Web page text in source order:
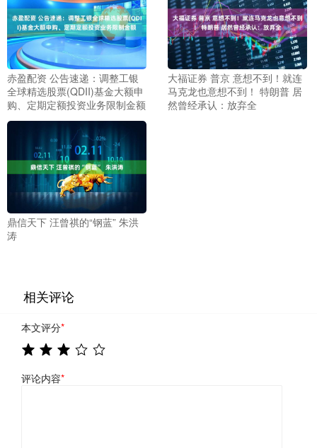
赤盈配资 公告速递：调整工银
全球精选股票(QDII)基金大额申
购、定期定额投资业务限制金额
大福证券 普京 意想不到！就连
马克龙也意想不到！ 特朗普 居
然曾经承认：放弃全
鼎信天下 汪曾祺的“钢蓝” 朱洪
涛
相关评论
本文评分*
评论内容*